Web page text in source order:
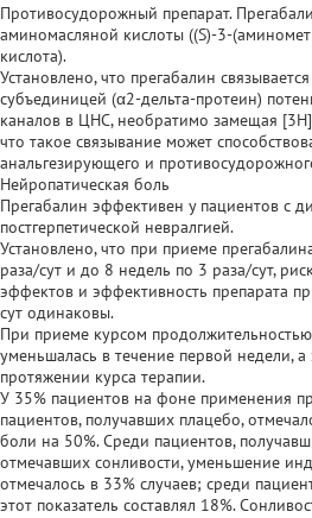
Противосудорожный препарат.
аминомасляной кислоты ((S)-3-
кислота).
Установлено, что прегабалин
субъединицей (α2-дельта-протеин)
каналов в ЦНС, необратимо замещая
что такое связывание может
анальгезирующего и
Нейропатическая боль
Прегабалин эффективен у пациентов с
постгерпетической невралгией.
Установлено, что при приеме
раза/сут и до 8 недель по 3 раза/сут,
эффектов и эффективность препарата
сут одинаковы.
При приеме курсом
уменьшалась в течение первой недели,
протяжении курса терапии.
У 35% пациентов на фоне применения
пациентов, получавших плацебо,
боли на 50%. Среди пациентов,
отмечавших сонливости, уменьшение
отмечалось в 33% случаев; среди
этот показатель составлял 18%.